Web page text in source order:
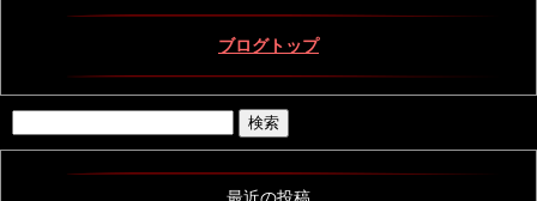
ブログトップ